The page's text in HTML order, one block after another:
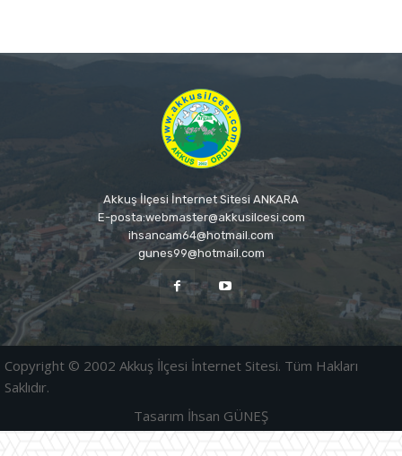
Akkuş İlçesi İnternet Sitesi ANKARA
E-posta:webmaster@akkusilcesi.com
ihsancam64@hotmail.com
gunes99@hotmail.com
Copyright © 2002 Akkuş İlçesi İnternet Sitesi. Tüm Hakları
Saklıdır.
Tasarım İhsan GÜNEŞ